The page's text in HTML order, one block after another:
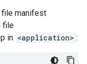
file manifest
file
in <application> :